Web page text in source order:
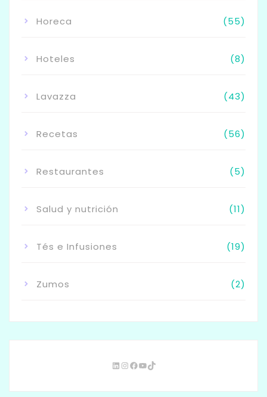
Horeca (55)
Hoteles (8)
Lavazza (43)
Recetas (56)
Restaurantes (5)
Salud y nutrición (11)
Tés e Infusiones (19)
Zumos (2)